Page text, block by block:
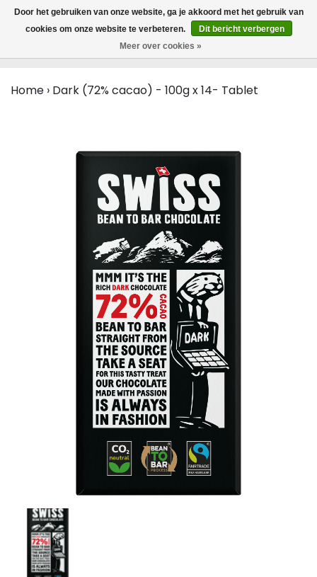
MENU
0
Home › Dark (72% cacao) - 100g x 14- Tablet
Door het gebruiken van onze website, ga je akkoord met het gebruik van
cookies om onze website te verbeteren.
Dit bericht verbergen
Meer over cookies »